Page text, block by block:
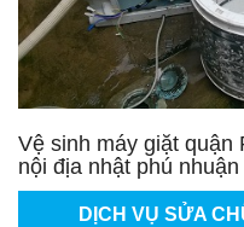
DỊCH VỤ SỬA
Vệ sinh máy giặt quận
nội địa nhật phú nhuận